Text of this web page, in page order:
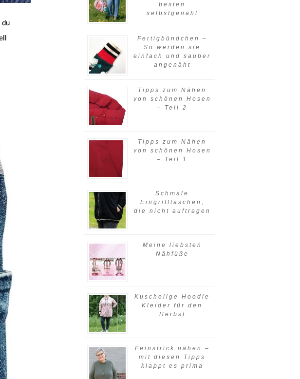
du
besten
selbstgenäht
Fertigbündchen –
So werden sie
einfach und sauber
angenäht
Tipps zum Nähen
von schönen Hosen
– Teil 2
Tipps zum Nähen
von schönen Hosen
– Teil 1
Schmale
Eingrifftaschen,
die nicht auftragen
Meine liebsten
Nähfüße
Kuschelige Hoodie
Kleider für den
Herbst
Feinstrick nähen –
mit diesen Tipps
klappt es prima